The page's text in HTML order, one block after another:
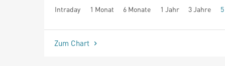
Intraday 1 Monat 6 Monate 1 Jahr 3 Jahre
seit Beginn
Zum Chart